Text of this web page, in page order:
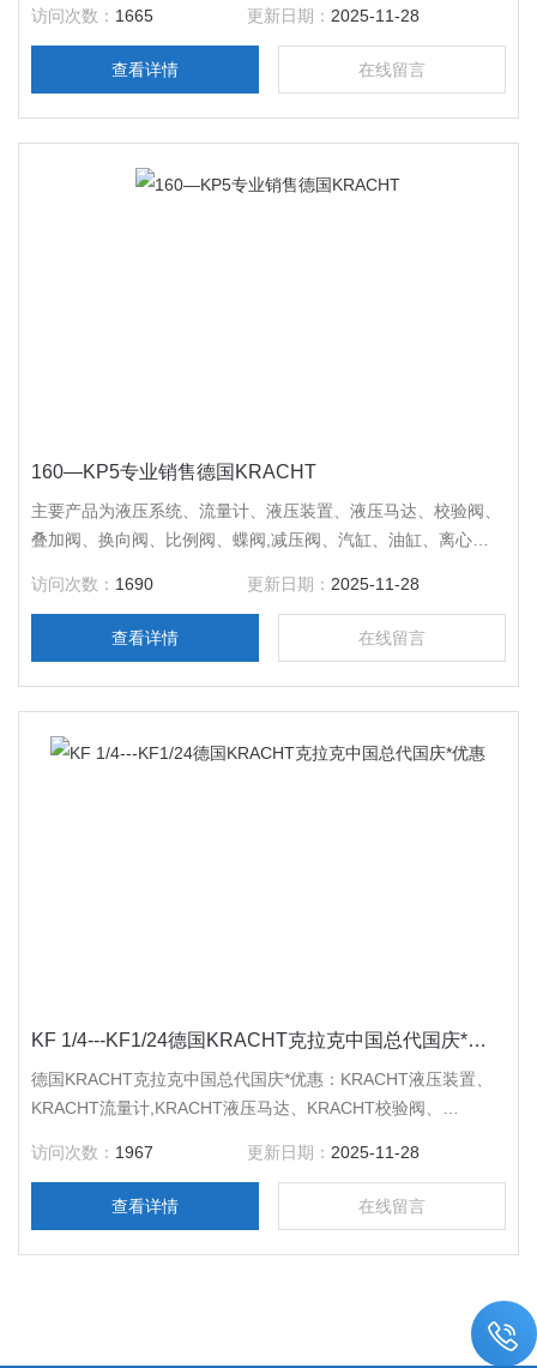
（KRACHT）KF 4 RF 1 - D15
访问次数： 1665 更新日期： 2025-11-28
查看详情 在线留言
160—KP5专业销售德国KRACHT
主要产品为液压系统、流量计、液压装置、液压马达、校验阀、
叠加阀、换向阀、比例阀、蝶阀,减压阀、汽缸、油缸、离心
泵、齿轮电机。专业销售德国KRACHT
访问次数： 1690 更新日期： 2025-11-28
查看详情 在线留言
KF 1/4---KF1/24德国KRACHT克拉克中国总代国庆*优惠
德国KRACHT克拉克中国总代国庆*优惠：KRACHT液压装置、
KRACHT流量计,KRACHT液压马达、KRACHT校验阀、
KRACHT蝶阀、KRACHT减压阀、KRACHT汽缸、KRACHT油
缸、KRACHT离心泵、KRACHT输送泵,、KRACHT齿轮泵、
机。
访问次数： 1967 更新日期： 2025-11-28
查看详情 在线留言